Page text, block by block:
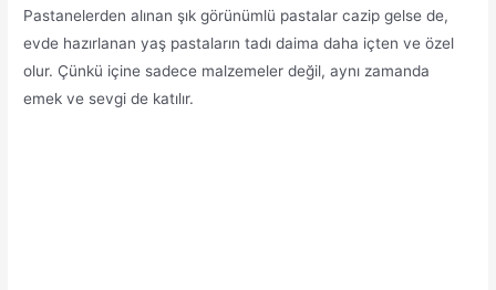
Pastanelerden alınan şık görünümlü pastalar cazip gelse de,
evde hazırlanan yaş pastaların tadı daima daha içten ve özel
olur. Çünkü içine sadece malzemeler değil, aynı zamanda
emek ve sevgi de katılır.